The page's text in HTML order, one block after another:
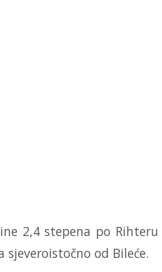
2,4 stepena po Rihteru
od Bileće.